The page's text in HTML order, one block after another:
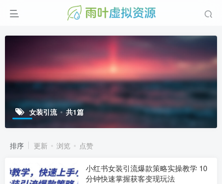
女装引流 共1篇
排序 更新 浏览 点赞
小红书女装引流爆款策略实操教学 10
分钟快速掌握获客变现玩法